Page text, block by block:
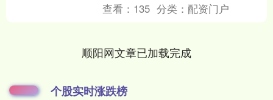
查看： 135 分类： 配资门户
顺阳网文章已加载完成
个股实时涨跌榜